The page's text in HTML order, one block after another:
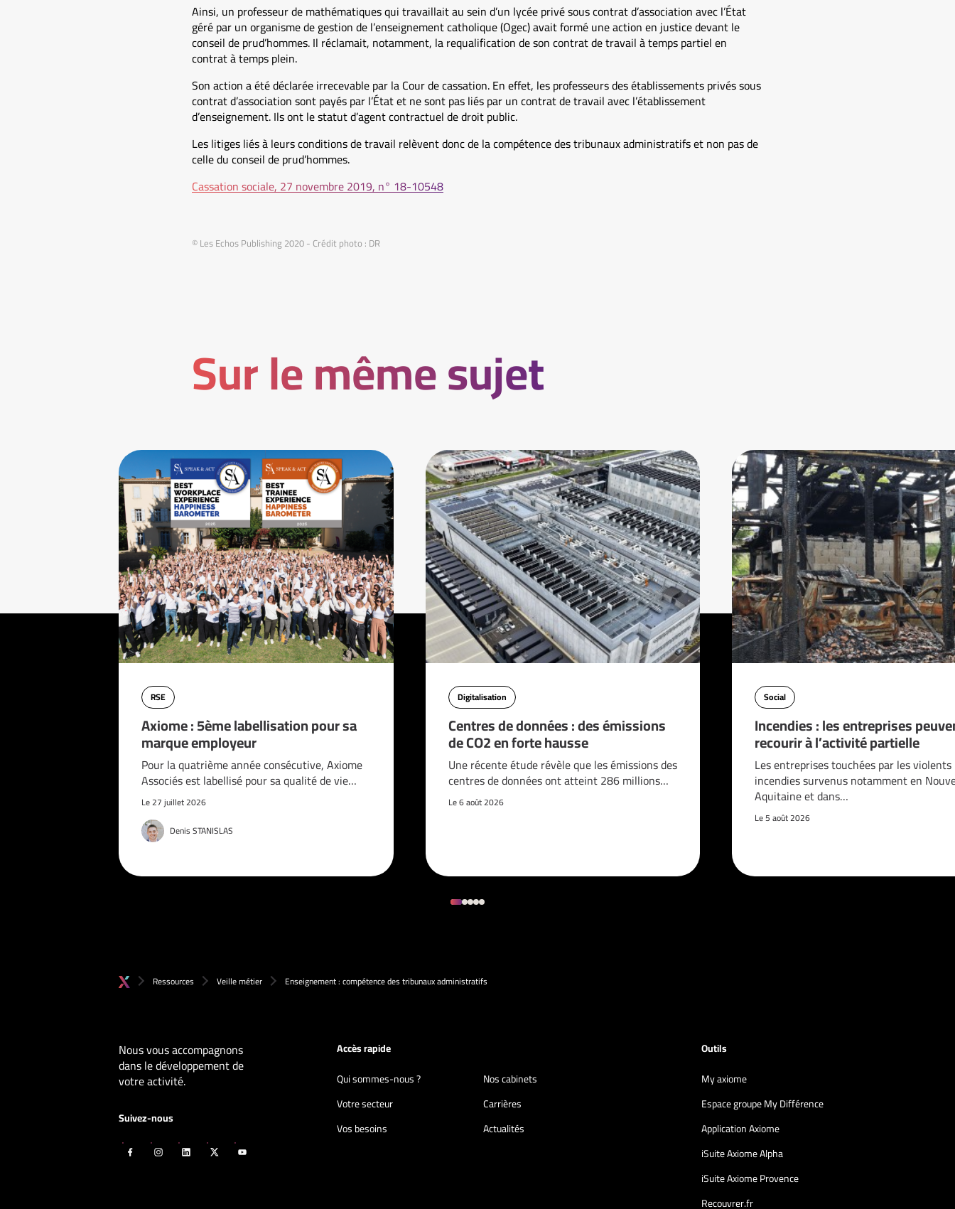
Ainsi, un professeur de mathématiques qui travaillait au sein d’un lycée privé sous contrat d’association avec l’État
géré par un organisme de gestion de l’enseignement catholique (Ogec) avait formé une action en justice devant le
conseil de prud’hommes. Il réclamait, notamment, la requalification de son contrat de travail à temps partiel en
contrat à temps plein.
Son action a été déclarée irrecevable par la Cour de cassation. En effet, les professeurs des établissements privés sous
contrat d’association sont payés par l’État et ne sont pas liés par un contrat de travail avec l’établissement
d’enseignement. Ils ont le statut d’agent contractuel de droit public.
Les litiges liés à leurs conditions de travail relèvent donc de la compétence des tribunaux administratifs et non pas de
celle du conseil de prud’hommes.
Cassation sociale, 27 novembre 2019, n° 18-10548
© Les Echos Publishing 2020 - Crédit photo : DR
Sur le même sujet
RSE
Axiome : 5ème labellisation pour sa
marque employeur
Pour la quatrième année consécutive, Axiome
Associés est labellisé pour sa qualité de vie…
Le 27 juillet 2026
Denis STANISLAS
Digitalisation
Centres de données : des émissions
de CO2 en forte hausse
Une récente étude révèle que les émissions des
centres de données ont atteint 286 millions…
Le 6 août 2026
Social
Incendies : les entreprises
recourir à l’activité partielle
Les entreprises touchées par les violents
incendies survenus notamment en
Aquitaine et dans…
Le 5 août 2026
Ressources Veille métier Enseignement : compétence des tribunaux administratifs
Nous vous accompagnons
dans le développement de
votre activité.
Suivez-nous
Accès rapide
Qui sommes-nous ?
Nos cabinets
Votre secteur
Carrières
Vos besoins
Actualités
Outils
My axiome
Espace groupe My Différence
Application Axiome
iSuite Axiome Alpha
iSuite Axiome Provence
Recouvrer.fr